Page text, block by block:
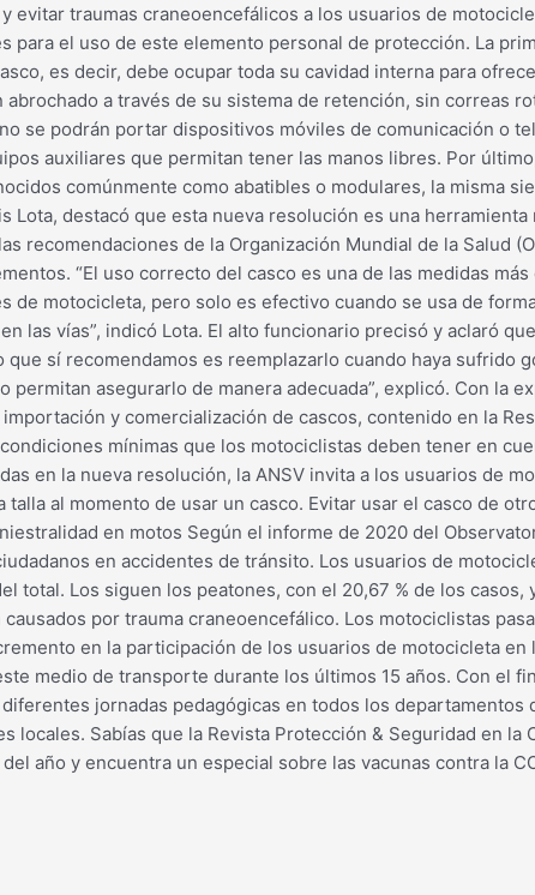
evitar traumas craneoencefálicos a los usuarios de
el uso de este elemento personal de protección. La
es decir, debe ocupar toda su cavidad interna para
a través de su sistema de retención, sin correas
se podrán portar dispositivos móviles de comunicación o
auxiliares que permitan tener las manos libres. Por
comúnmente como abatibles o modulares, la misma
Lota, destacó que esta nueva resolución es una
recomendaciones de la Organización Mundial de la Salud
“El uso correcto del casco es una de las medidas
de motocicleta, pero solo es efectivo cuando se usa de
las vías”, indicó Lota. El alto funcionario precisó y aclaró
sí recomendamos es reemplazarlo cuando haya sufrido
asegurarlo de manera adecuada”, explicó. Con la
y comercialización de cascos, contenido en la
mínimas que los motociclistas deben tener en
en la nueva resolución, la ANSV invita a los usuarios de
al momento de usar un casco. Evitar usar el casco de
en motos Según el informe de 2020 del
en accidentes de tránsito. Los usuarios de
total. Los siguen los peatones, con el 20,67 % de los casos,
por trauma craneoencefálico. Los motociclistas
en la participación de los usuarios de motocicleta
medio de transporte durante los últimos 15 años. Con el
jornadas pedagógicas en todos los
locales. Sabías que la Revista Protección & Seguridad en
año y encuentra un especial sobre las vacunas contra la